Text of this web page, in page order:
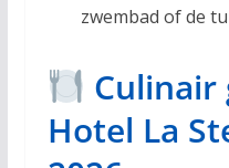
zwembad of de
Culinair
Hotel La